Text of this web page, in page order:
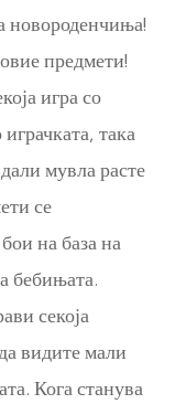
новороденчиња!
предмети!
игра со
така
мувла расте
се
на база на
бебињата.
секоја
видите мали
Кога станува